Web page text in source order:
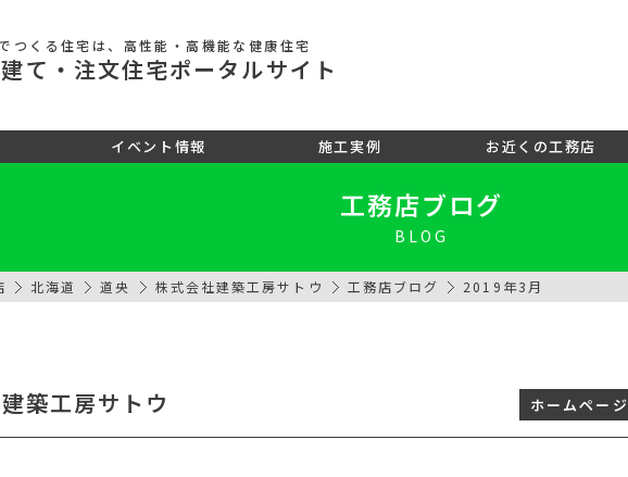
つくる住宅 は、高性能・高機能な健康住宅
て ・注文住宅ポータルサイト
イベント情報 施工実例 お近くの工務店
工務店ブログ
BLOG
北海道 道央 株式会社建築工房サトウ 工務店ブログ 2019年3月
築工房サトウ ホームページ